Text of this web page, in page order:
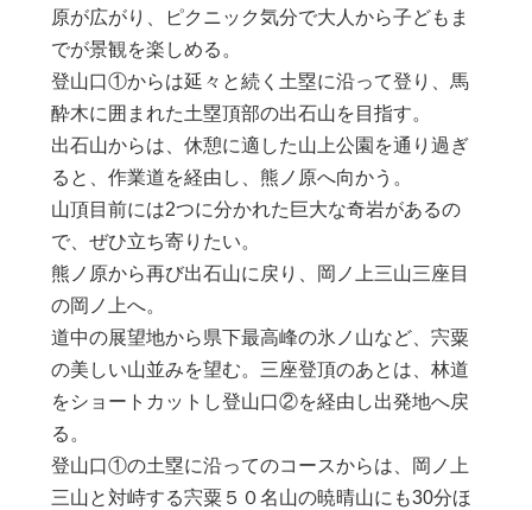
原が広がり、ピクニック気分で大人から子どもま
でが景観を楽しめる。
登山口①からは延々と続く土塁に沿って登り、馬
酔木に囲まれた土塁頂部の出石山を目指す。
出石山からは、休憩に適した山上公園を通り過ぎ
ると、作業道を経由し、熊ノ原へ向かう。
山頂目前には2つに分かれた巨大な奇岩があるの
で、ぜひ立ち寄りたい。
熊ノ原から再び出石山に戻り、岡ノ上三山三座目
の岡ノ上へ。
道中の展望地から県下最高峰の氷ノ山など、宍粟
の美しい山並みを望む。三座登頂のあとは、林道
をショートカットし登山口②を経由し出発地へ戻
る。
登山口①の土塁に沿ってのコースからは、岡ノ上
三山と対峙する宍粟５０名山の暁晴山にも30分ほ